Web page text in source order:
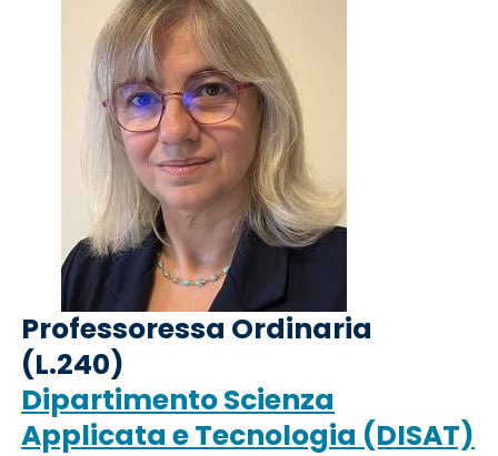
Professoressa Ordinaria
(L.240)
Dipartimento Scienza
Applicata e Tecnologia (DISAT)